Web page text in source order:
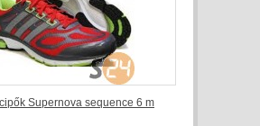
Supernova sequence 6 m